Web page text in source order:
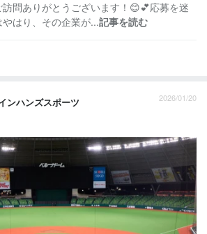
問ありがとうございます！😊💕応募を迷
はり、その企業が...記事を読む
ンハンズスポーツ 2026/01/20